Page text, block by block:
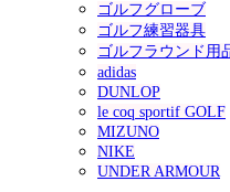
ゴルフグローブ
ゴルフ練習器具
ゴルフラウンド用
adidas
DUNLOP
le coq sportif GOLF
MIZUNO
NIKE
UNDER ARMOUR